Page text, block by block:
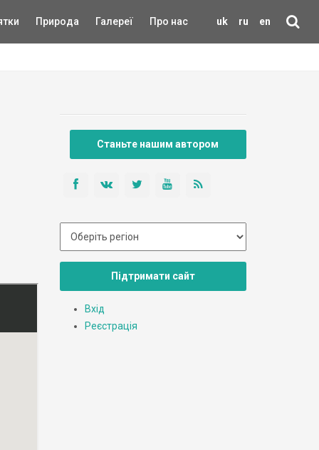
uk ru en
Природа Галереї Про нас
Станьте нашим автором
Підтримати сайт
Вхід
Реєстрація